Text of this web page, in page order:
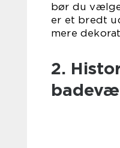
bør du
er et bredt
mere
2.